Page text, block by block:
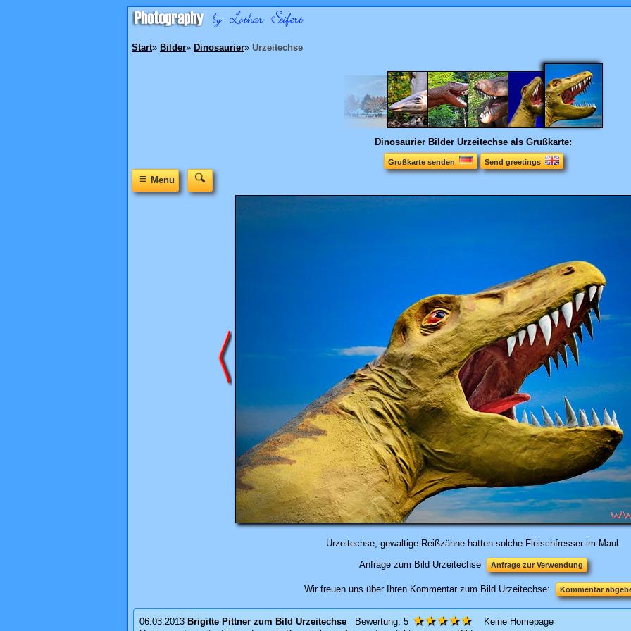
Start» Bilder» Dinosaurier» Urzeitechse
Dinosaurier Bilder Urzeitechse als Grußkarte:
Grußkarte senden Send greetings
≡Menu
Urzeitechse, gewaltige Reißzähne hatten solche Fleischfresser im Maul.
Anfrage zum Bild Urzeitechse
Anfrage zur Verwendung
Wir freuen uns über Ihren Kommentar zum Bild Urzeitechse: Kommentar
06.03.2013 Brigitte Pittner zum Bild Urzeitechse Bewertung: 5 ★★★★★
Keine Homepage